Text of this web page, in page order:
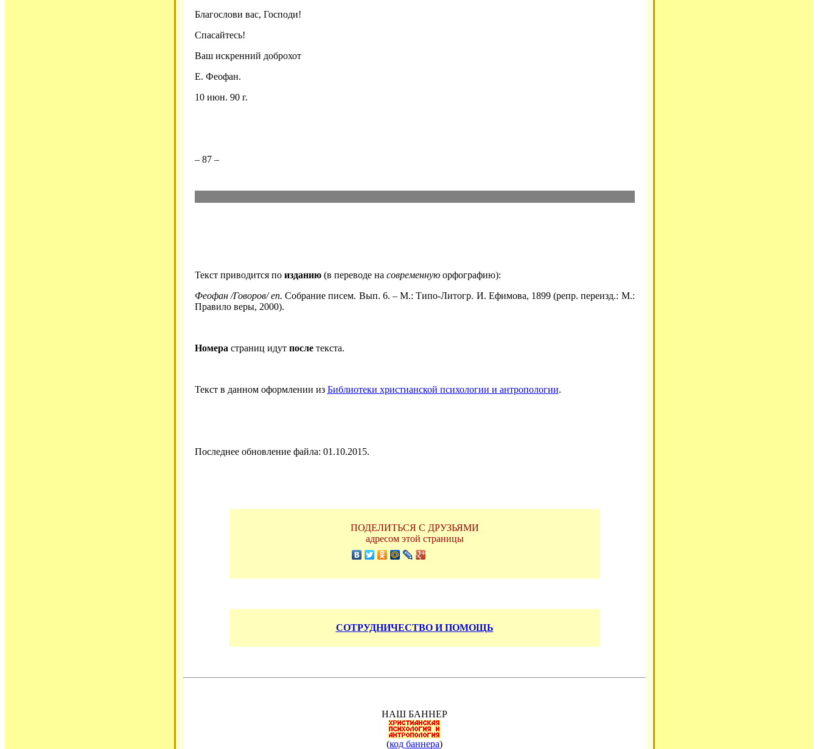
Благослови вас, Господи!
Спасайтесь!
Ваш искренний доброхот
Е. Феофан.
10 июн. 90 г.
– 87 –
Текст приводится по изданию(в переводе на современнуюорфографию):
Феофан /Говоров/ еп. Собрание писем. Вып. 6. – М.: Типо-Литогр. И. Ефимова, 1899 (репр. переизд.: М.:
Правило веры, 2000).
Номера страниц идут послетекста.
Текст в данном оформлении из Библиотеки христианской психологии и антропологии.
Последнее обновление файла: 01.10.2015.
ПОДЕЛИТЬСЯ С ДРУЗЬЯМИ
адресом этой страницы
СОТРУДНИЧЕСТВО И ПОМОЩЬ
НАШ БАННЕР
(код баннера)